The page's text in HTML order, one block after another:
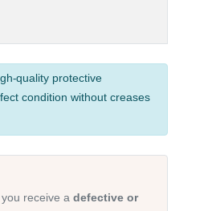
quality protective
condition without creases
receive a defective or